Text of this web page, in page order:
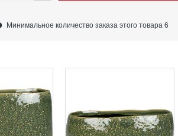
Минимальное количество заказа этого товара 6